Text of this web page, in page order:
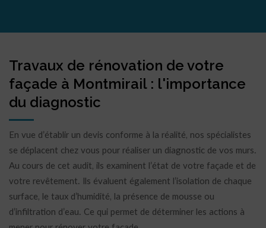
Travaux de rénovation de votre
façade à Montmirail : l'importance
du diagnostic
En vue d’établir un devis conforme à la réalité, nos spécialistes
se déplacent chez vous pour réaliser un diagnostic de vos murs.
Au cours de cet audit, ils examinent l’état de votre façade et de
votre revêtement. Ils évaluent également l’isolation de chaque
surface, le taux d’humidité, la présence de mousse ou
d’infiltration d’eau. Ce qui permet de déterminer les actions à